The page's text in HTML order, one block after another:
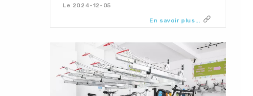
Le 2024-12-05
En savoir plus...